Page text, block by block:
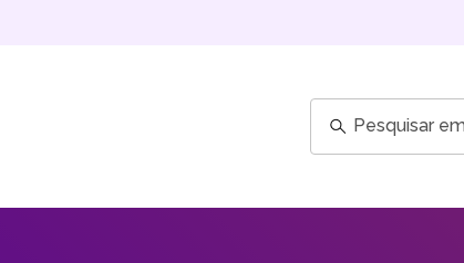
Pesquisar
em
artigos,
e-
outros...